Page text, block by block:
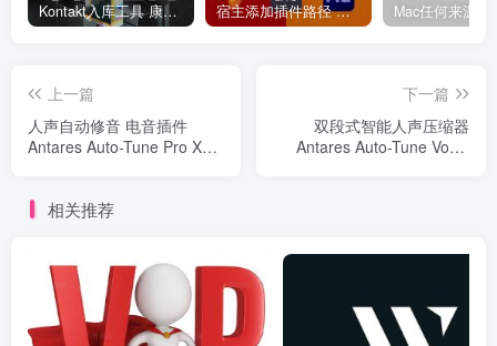
Kontakt入库工具 康泰克入库教程 宿主添加插件路径 插件路径设置 VSTPlugins路径
上一篇
人声自动修音 电音插件
Antares Auto-Tune Pro X
下一篇
双段式智能人声压缩器
Antares Auto-Tune Vocal
相关推荐